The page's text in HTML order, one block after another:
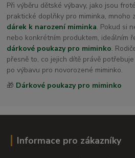
Při výběru dětské výbavy, jako jsou
praktické doplňky pro miminka, mnoho
dárek k narození miminka. Pokud si
nebo konkrétním produktem, ideálním
dárkové poukazy pro miminko.
přesně to, co jejich dítě právě
po výbavu pro novorozené miminko.
🎁 Dárkové poukazy pro miminko
Informace pro zákazníky